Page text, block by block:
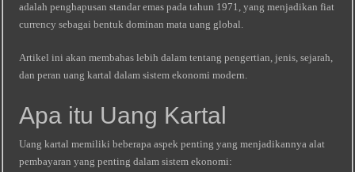
adalah penghapusan standar emas pada tahun 1971, yang menjadikan fiat
currency sebagai bentuk dominan mata uang global.
Artikel ini akan membahas lebih dalam tentang pengertian, jenis, sejarah,
dan peran uang kartal dalam sistem ekonomi modern.
Apa itu Uang Kartal
Uang kartal memiliki beberapa aspek penting yang menjadikannya alat
pembayaran yang penting dalam sistem ekonomi: